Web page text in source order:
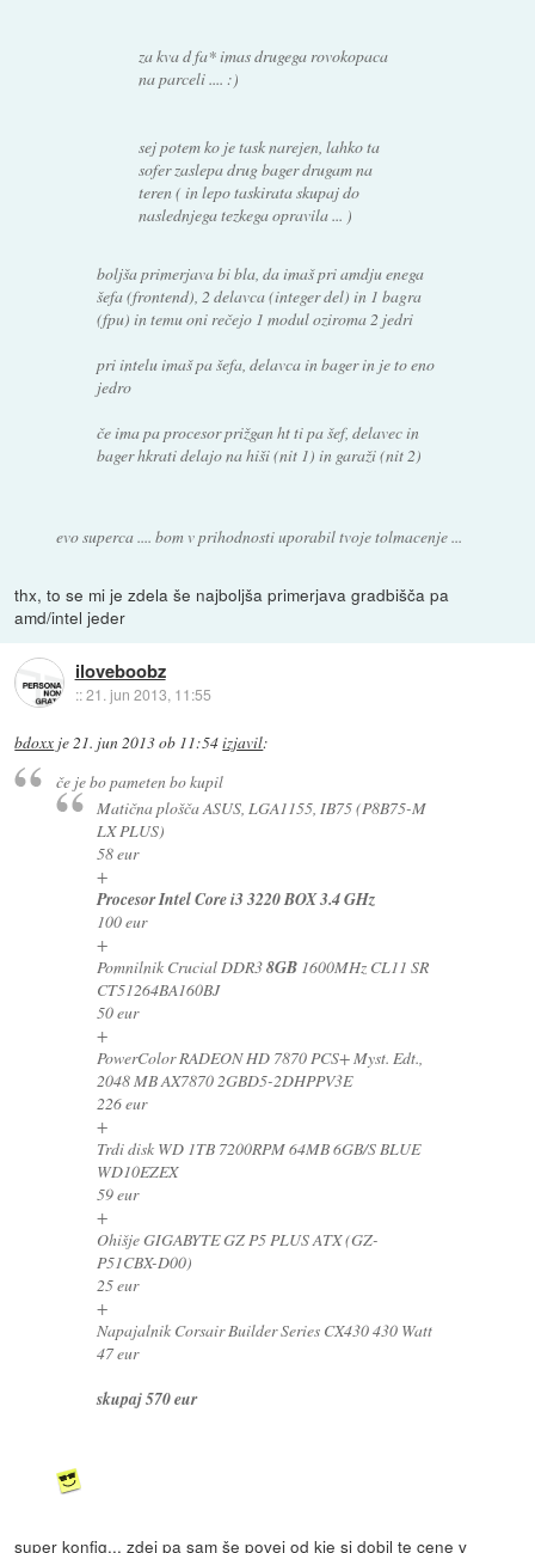
za kva d fa* imas drugega rovokopaca
na parceli .... :)
sej potem ko je task narejen, lahko ta
sofer zaslepa drug bager drugam na
teren ( in lepo taskirata skupaj do
naslednjega tezkega opravila ... )
boljša primerjava bi bla, da imaš pri amdju enega
šefa (frontend), 2 delavca (integer del) in 1 bagra
(fpu) in temu oni rečejo 1 modul oziroma 2 jedri
pri intelu imaš pa šefa, delavca in bager in je to eno
jedro
če ima pa procesor prižgan ht ti pa šef, delavec in
bager hkrati delajo na hiši (nit 1) in garaži (nit 2)
evo superca .... bom v prihodnosti uporabil tvoje tolmacenje ...
thx, to se mi je zdela še najboljša primerjava gradbišča pa
amd/intel jeder
iloveboobz
::21. jun 2013, 11:55
bdoxx je21. jun 2013 ob 11:54izjavil:
če je bo pameten bo kupil
Matična plošča ASUS, LGA1155, IB75 (P8B75-M
LX PLUS)
58 eur
+
Procesor Intel Core i3 3220 BOX 3.4 GHz
100 eur
+
Pomnilnik Crucial DDR38GB 1600MHz CL11 SR
CT51264BA160BJ
50 eur
+
PowerColor RADEON HD 7870 PCS+ Myst. Edt.,
2048 MB AX7870 2GBD5-2DHPPV3E
226 eur
+
Trdi disk WD 1TB 7200RPM 64MB 6GB/S BLUE
WD10EZEX
59 eur
+
Ohišje GIGABYTE GZ P5 PLUS ATX (GZ-
P51CBX-D00)
25 eur
+
Napajalnik Corsair Builder Series CX430 430 Watt
47 eur
skupaj 570 eur
super konfig... zdej pa sam še povej od kje si dobil te cene v